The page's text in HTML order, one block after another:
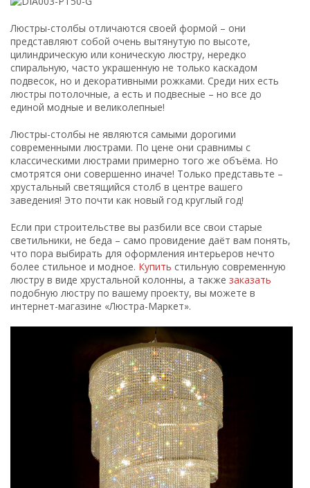
Люстры-столбы отличаются своей формой – они
представляют собой очень вытянутую по высоте,
цилиндрическую или коническую люстру, нередко
спиральную, часто украшенную не только каскадом
подвесок, но и декоративными рожками. Среди них есть
люстры потолочные, а есть и подвесные – но все до
единой модные и великолепные!
Люстры-столбы не являются самыми дорогими
современными люстрами. По цене они сравнимы с
классическими люстрами примерно того же объёма. Но
смотрятся они совершенно иначе! Только представьте –
хрустальный светящийся столб в центре вашего
заведения! Это почти как новый год круглый год!
Если при строительстве вы разбили все свои старые
светильники, не беда – само провидение даёт вам понять,
что пора выбирать для оформления интерьеров нечто
более стильное и модное. Купить стильную современную
люстру в виде хрустальной колонны, а также заказать
подобную люстру по вашему проекту, вы можете в
интернет-магазине «Люстра-Маркет».